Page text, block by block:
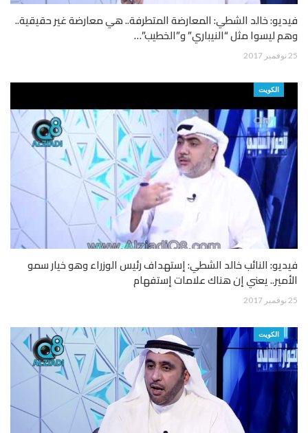
فيديو: خالد الشطي: المعارضة المتطرفة.. هي معارضة غير حقيقية..
وهم ليسوا مثل “النيباري” و”الخطيب”…
25 نوفمبر 2017
الكويت
فيديو: النائب خالد الشطي: إستهداف رئيس الوزراء وهو خيار سمو
الأمير.. يعني إن هناك علامات إستفهام
25 نوفمبر 2017
الكويت